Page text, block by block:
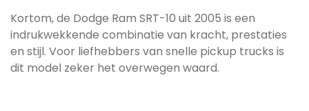
Kortom, de Dodge Ram SRT-10 uit 2005 is een
indrukwekkende combinatie van kracht, prestaties
en stijl. Voor liefhebbers van snelle pickup trucks is
dit model zeker het overwegen waard.